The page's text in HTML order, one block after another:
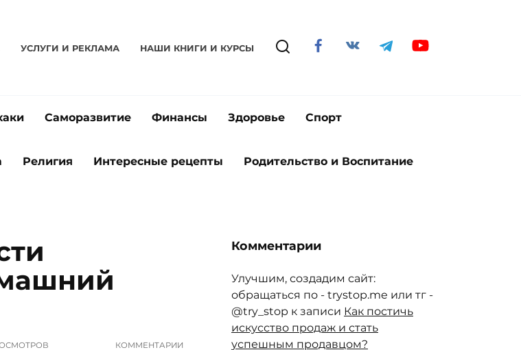
УСЛУГИ И РЕКЛАМА НАШИ КНИГИ И КУРСЫ
Саморазвитие Финансы Здоровье Спорт
Религия Интересные рецепты Родительство и Воспитание
КОММЕНТАРИИ
Комментарии
Улучшим, создадим сайт:
обращаться по - trystop.me или тг -
@try_stop к записи Как постичь
искусство продаж и стать
успешным продавцом?